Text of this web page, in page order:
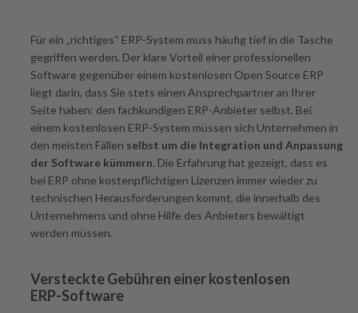
Für ein „richtiges“ ERP-System muss häufig tief in die Tasche
gegriffen werden. Der klare Vorteil einer professionellen
Software gegenüber einem kostenlosen Open Source ERP
liegt darin, dass Sie stets einen Ansprechpartner an Ihrer
Seite haben: den fachkundigen ERP-Anbieter selbst. Bei
einem kostenlosen ERP-System müssen sich Unternehmen in
den meisten Fällen selbst um die Integration und Anpassung
der Software kümmern. Die Erfahrung hat gezeigt, dass es
bei ERP ohne kostenpflichtigen Lizenzen immer wieder zu
technischen Herausforderungen kommt, die innerhalb des
Unternehmens und ohne Hilfe des Anbieters bewältigt
werden müssen.
Versteckte Gebühren einer kostenlosen
ERP-Software